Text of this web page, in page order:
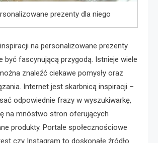
prezenty dla niego
na personalizowane prezenty
być fascynującą przygodą. Istnieje wiele
znaleźć ciekawe pomysły oraz
Internet jest skarbnicą inspiracji –
odpowiednie frazy w wyszukiwarkę,
na mnóstwo stron oferujących
produkty. Portale społecznościowe
czy Instagram to doskonałe źródło